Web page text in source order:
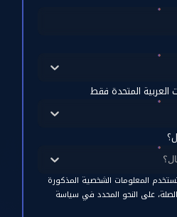
العربية المتحدة فقط
المعلومات الشخصية المذكورة
على النحو المحدد في سياسة